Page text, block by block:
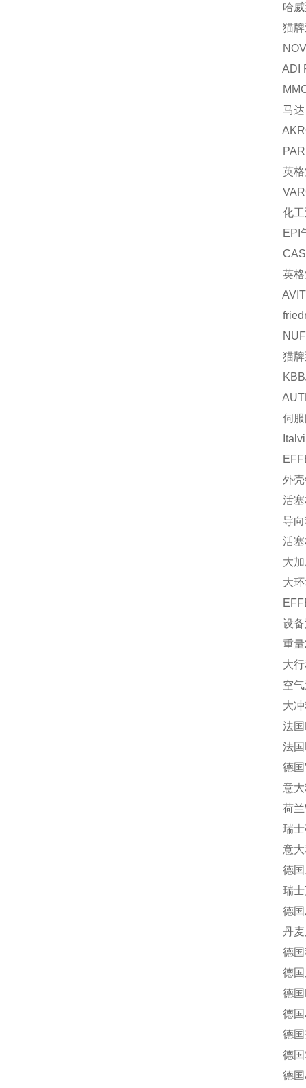
哈威
猫牌
NOV
ADI
MMC
马达
英格索
化工
EPI气
英格索
猫牌
KBB
伺服
外壳
活塞
导向
活塞
大加
大环
设备
重量
大行
空气消
大冲
法国
法国
德国
意大利
荷兰
瑞士硕
意大利
德国威
瑞士万
德国恩
丹麦斯
德国科
德国尼
德国
德国
德国夹
德国
德国